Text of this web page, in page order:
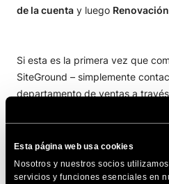
Esta página web usa cookies
Nosotros y nuestros socios
servicios y funciones esenciales en
de la cuenta y luego
Si esta es la primera vez que
SiteGround – simplemente
departamento de ventas a
para pagar con PayPal.
COMPARTE ESTE